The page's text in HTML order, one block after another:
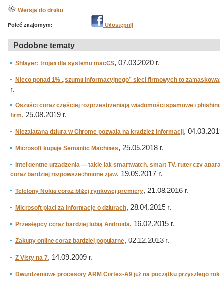
Wersja do druku
Poleć znajomym: Udostępnij
Podobne tematy
Shlayer: trojan dla systemu macOS, 07.03.2020 r.
Nieco ponad 1% „szumu informacyjnego” sieci firmowych to
r.
Oszuści coraz częściej rozprzestrzeniają wiadomości spamowe i
firm, 25.08.2019 r.
Niezałatana dziura w Chrome pozwala na kradzież informacji,
Microsoft kupuje Semantic Machines, 25.05.2018 r.
Inteligentne urządzenia — takie jak smartwatch, smart TV, ruter czy
coraz bardziej rozpowszechnione zjaw, 19.09.2017 r.
Telefony Nokia coraz bliżej rynkowej premiery, 21.08.2016 r.
Microsoft płaci za informacje o dziurach, 28.04.2015 r.
Przesŧępcy coraz bardziej lubią Androida, 16.02.2015 r.
Zakupy online coraz bardziej popularne, 02.12.2013 r.
Z Visty na 7, 14.09.2009 r.
Dwurdzeniowe procesory ARM Cortex-A9 już na początku przyszłego